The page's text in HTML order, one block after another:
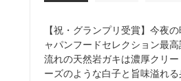
【祝・グランプリ受賞】今夜
ャパンフードセレクション最
流れの天然岩ガキは濃厚クリ
ーズのような白子と旨味溢れる